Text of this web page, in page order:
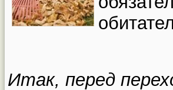
Итак, перед